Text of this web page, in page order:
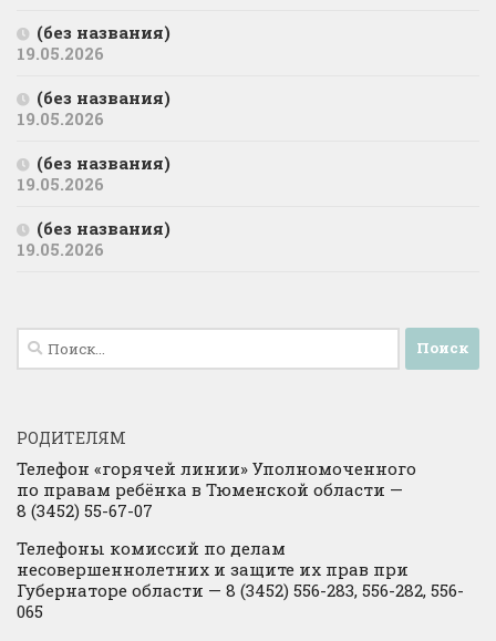
(без названия)
19.05.2026
(без названия)
19.05.2026
(без названия)
19.05.2026
(без названия)
19.05.2026
Найти:
РОДИТЕЛЯМ
Телефон «горячей линии» Уполномоченного
по правам ребёнка в Тюменской области —
8 (3452) 55-67-07
Телефоны комиссий по делам
несовершеннолетних и защите их прав при
Губернаторе области — 8 (3452) 556-283, 556-282, 556-
065